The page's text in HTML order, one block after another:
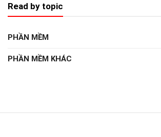
Read by topic
PHẦN MỀM
PHẦN MỀM KHÁC